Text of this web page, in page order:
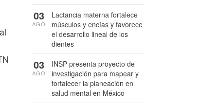
Lactancia materna fortalece
músculos y encías y favorece
el desarrollo lineal de los
dientes
03
AGO
INSP presenta proyecto de
investigación para mapear y
fortalecer la planeación en
salud mental en México
03
AGO